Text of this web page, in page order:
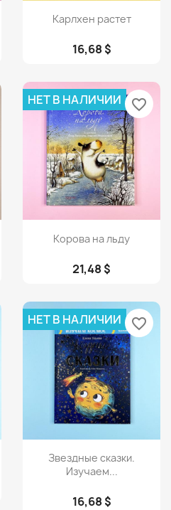
Просмотр
Карлхен растет
16,68 $
Просмотр
Корова на льду
21,48 $
НЕТ В НАЛИЧИИ favorite_border
Просмотр
Звездные сказки.
Изучаем...
16,68 $
НЕТ В НАЛИЧИИ favorite_border